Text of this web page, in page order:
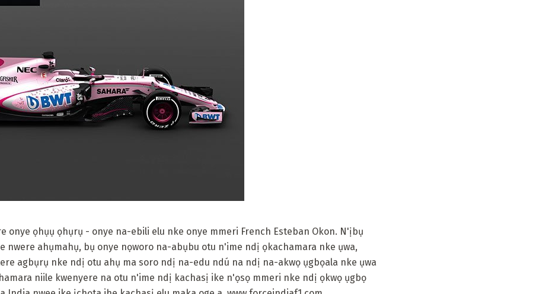
onye ọhụụ ọhụrụ - onye na-ebili elu nke onye mmeri French Esteban Okon. N'ịbụ
nwere ahụmahụ, bụ onye nọworo na-abụbu otu n'ime ndị ọkachamara nke ụwa,
agbụrụ nke ndị otu ahụ ma soro ndị na-edu ndú na ndị na-akwọ ụgbọala nke ụwa
niile kwenyere na otu n'ime ndị kachasị ike n'ọsọ mmeri nke ndị ọkwọ ụgbọ